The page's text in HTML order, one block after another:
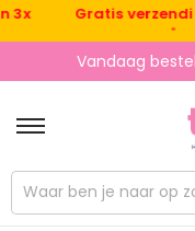
Gratis verzending
Vandaag